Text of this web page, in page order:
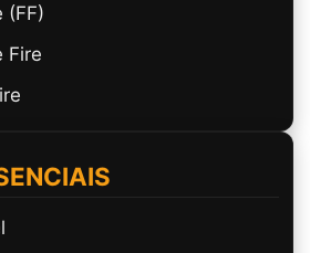
(FF)
Fire